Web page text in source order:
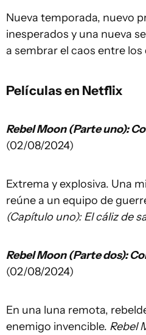
Nueva temporada, nuevo
inesperados y una nueva
a sembrar el caos entre
Películas en Netflix
Rebel Moon (Parte uno):
(02/08/2024)
Extrema y explosiva. Una
reúne a un equipo de
(Capítulo uno): El cáliz de
Rebel Moon (Parte dos):
(02/08/2024)
En una luna remota,
enemigo invencible. Rebel